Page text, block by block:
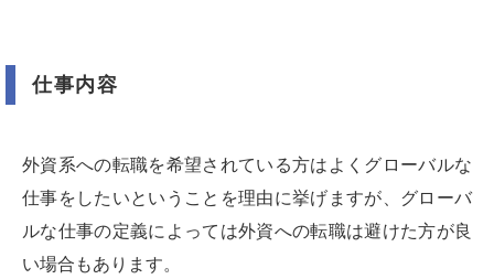
仕事内容
外資系への転職を希望されている方はよくグローバルな
仕事をしたいということを理由に挙げますが、グローバ
ルな仕事の定義によっては外資への転職は避けた方が良
い場合もあります。